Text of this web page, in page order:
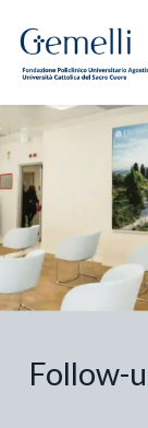
Follow-